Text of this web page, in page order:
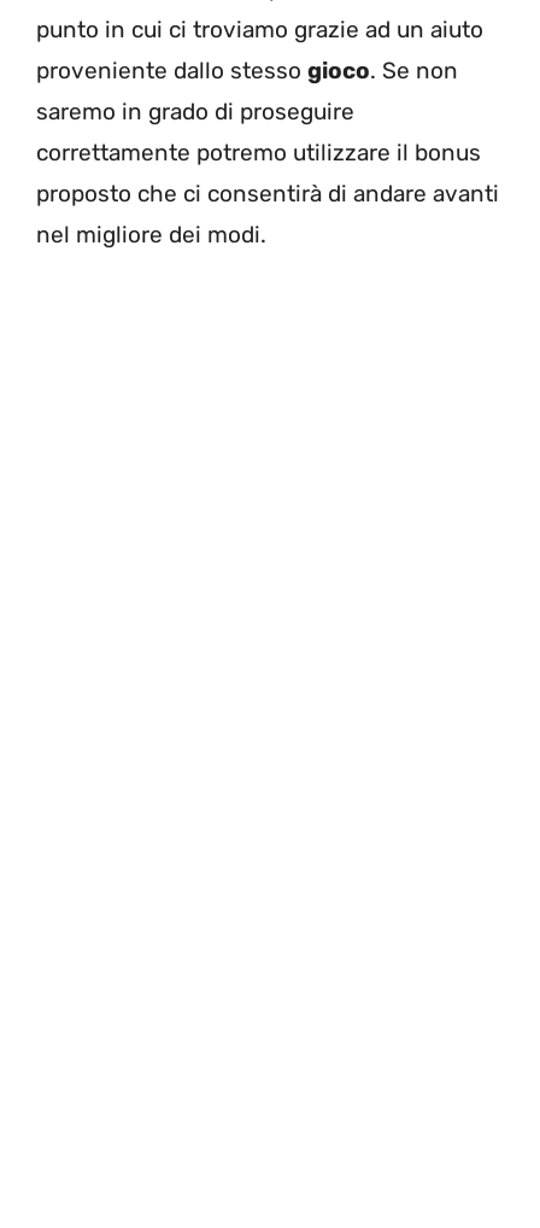
punto in cui ci troviamo grazie ad un aiuto
proveniente dallo stesso gioco. Se non
saremo in grado di proseguire
correttamente potremo utilizzare il bonus
proposto che ci consentirà di andare avanti
nel migliore dei modi.